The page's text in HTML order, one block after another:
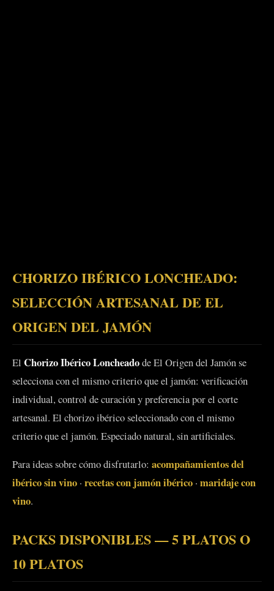
CHORIZO IBÉRICO LONCHEADO:
SELECCIÓN ARTESANAL DE EL
ORIGEN DEL JAMÓN
El Chorizo Ibérico Loncheadode El Origen del Jamón se
selecciona con el mismo criterio que el jamón: verificación
individual, control de curación y preferencia por el corte
artesanal. El chorizo ibérico seleccionado con el mismo
criterio que el jamón. Especiado natural, sin artificiales.
Para ideas sobre cómo disfrutarlo: acompañamientos del
ibérico sin vino · recetas con jamón ibérico · maridaje con
vino.
PACKS DISPONIBLES — 5 PLATOS O
10 PLATOS